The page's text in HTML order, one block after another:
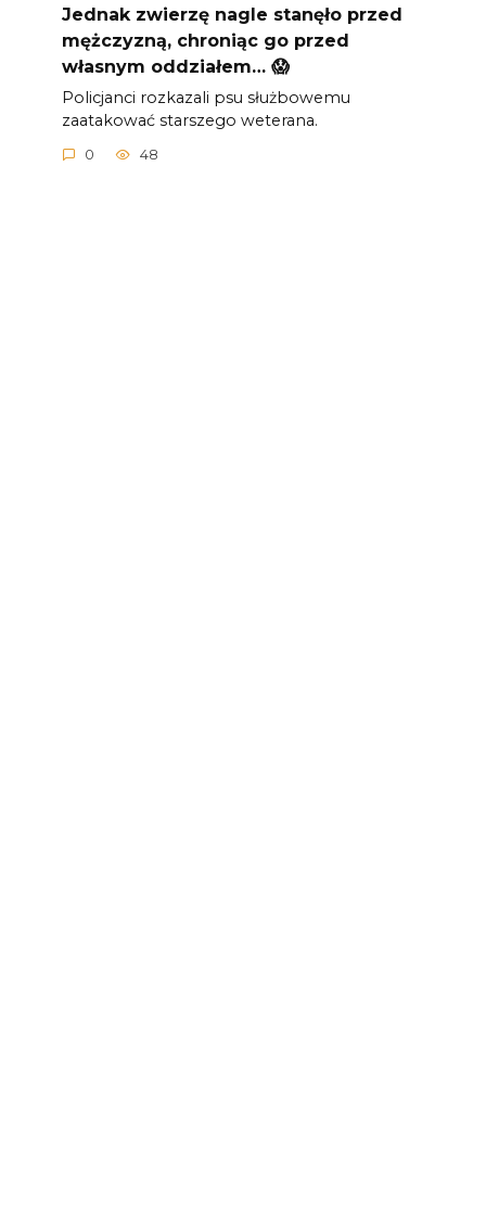
Jednak zwierzę nagle stanęło przed
mężczyzną, chroniąc go przed
własnym oddziałem… 😱
Policjanci rozkazali psu służbowemu
zaatakować starszego weterana.
0 48